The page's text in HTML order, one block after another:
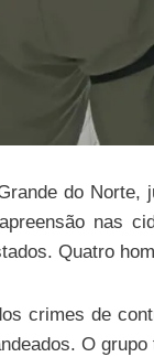
do
nas
Quatro
crimes de
O